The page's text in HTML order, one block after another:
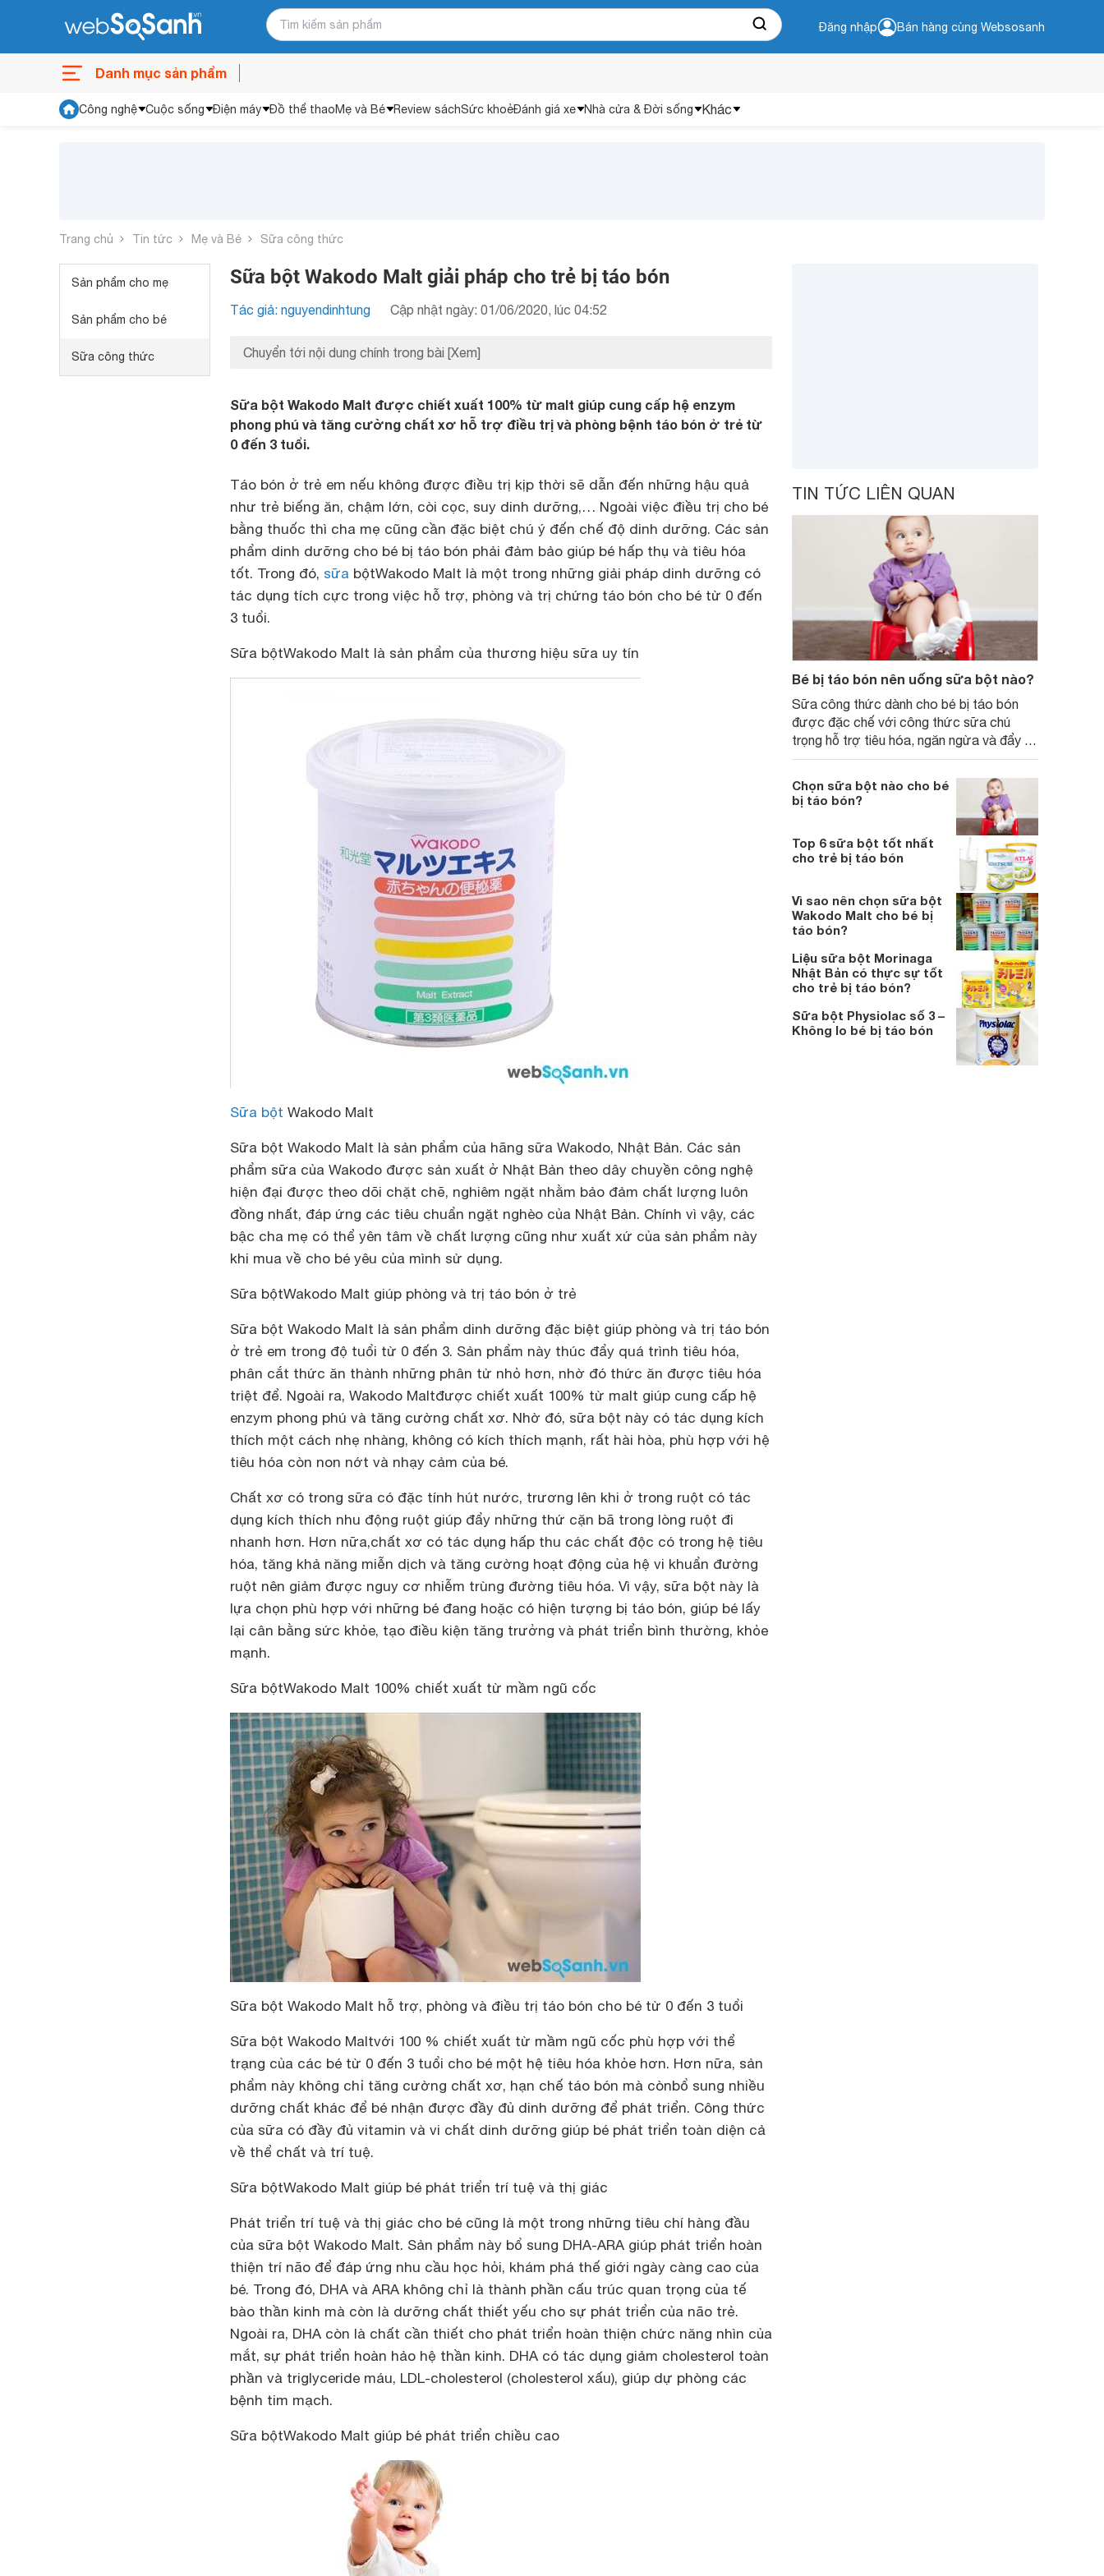
Đăng nhập Bán hàng cùng Websosanh
Danh mục sản phẩm
Công nghệ Cuộc sống Điện máy Đồ thể thaoMẹ và Bé Review sáchSức khoẻĐánh giá xe Nhà cửa & Đời sống Khác
Trang chủ Tin tức Mẹ và Bé Sữa công thức
Sản phẩm cho mẹ
Sản phẩm cho bé
Sữa công thức
Sữa bột Wakodo Malt giải pháp cho trẻ bị táo bón
Tác giả: nguyendinhtung Cập nhật ngày: 01/06/2020, lúc 04:52
Chuyển tới nội dung chính trong bài [Xem]
Sữa bột Wakodo Malt được chiết xuất 100% từ malt giúp cung cấp hệ enzym
phong phú và tăng cường chất xơ hỗ trợ điều trị và phòng bệnh táo bón ở trẻ từ
0 đến 3 tuổi.
Táo bón ở trẻ em nếu không được điều trị kịp thời sẽ dẫn đến những hậu quả
như trẻ biếng ăn, chậm lớn, còi cọc, suy dinh dưỡng,… Ngoài việc điều trị cho bé
bằng thuốc thì cha mẹ cũng cần đặc biệt chú ý đến chế độ dinh dưỡng. Các sản
phẩm dinh dưỡng cho bé bị táo bón phải đảm bảo giúp bé hấp thụ và tiêu hóa
tốt. Trong đó, sữa bộtWakodo Malt là một trong những giải pháp dinh dưỡng có
tác dụng tích cực trong việc hỗ trợ, phòng và trị chứng táo bón cho bé từ 0 đến
3 tuổi.
Sữa bộtWakodo Malt là sản phẩm của thương hiệu sữa uy tín
Sữa bột Wakodo Malt
Sữa bột Wakodo Malt là sản phẩm của hãng sữa Wakodo, Nhật Bản. Các sản
phẩm sữa của Wakodo được sản xuất ở Nhật Bản theo dây chuyền công nghệ
hiện đại được theo dõi chặt chẽ, nghiêm ngặt nhằm bảo đảm chất lượng luôn
đồng nhất, đáp ứng các tiêu chuẩn ngặt nghèo của Nhật Bản. Chính vì vậy, các
bậc cha mẹ có thể yên tâm về chất lượng cũng như xuất xứ của sản phẩm này
khi mua về cho bé yêu của mình sử dụng.
Sữa bộtWakodo Malt giúp phòng và trị táo bón ở trẻ
Sữa bột Wakodo Malt là sản phẩm dinh dưỡng đặc biệt giúp phòng và trị táo bón
ở trẻ em trong độ tuổi từ 0 đến 3. Sản phẩm này thúc đẩy quá trình tiêu hóa,
phân cắt thức ăn thành những phân tử nhỏ hơn, nhờ đó thức ăn được tiêu hóa
triệt để. Ngoài ra, Wakodo Maltđược chiết xuất 100% từ malt giúp cung cấp hệ
enzym phong phú và tăng cường chất xơ. Nhờ đó, sữa bột này có tác dụng kích
thích một cách nhẹ nhàng, không có kích thích mạnh, rất hài hòa, phù hợp với hệ
tiêu hóa còn non nớt và nhạy cảm của bé.
Chất xơ có trong sữa có đặc tính hút nước, trương lên khi ở trong ruột có tác
dụng kích thích nhu động ruột giúp đẩy những thứ cặn bã trong lòng ruột đi
nhanh hơn. Hơn nữa,chất xơ có tác dụng hấp thu các chất độc có trong hệ tiêu
hóa, tăng khả năng miễn dịch và tăng cường hoạt động của hệ vi khuẩn đường
ruột nên giảm được nguy cơ nhiễm trùng đường tiêu hóa. Vì vậy, sữa bột này là
lựa chọn phù hợp với những bé đang hoặc có hiện tượng bị táo bón, giúp bé lấy
lại cân bằng sức khỏe, tạo điều kiện tăng trưởng và phát triển bình thường, khỏe
mạnh.
Sữa bộtWakodo Malt 100% chiết xuất từ mầm ngũ cốc
Sữa bột Wakodo Malt hỗ trợ, phòng và điều trị táo bón cho bé từ 0 đến 3 tuổi
Sữa bột Wakodo Maltvới 100 % chiết xuất từ mầm ngũ cốc phù hợp với thể
trạng của các bé từ 0 đến 3 tuổi cho bé một hệ tiêu hóa khỏe hơn. Hơn nữa, sản
phẩm này không chỉ tăng cường chất xơ, hạn chế táo bón mà cònbổ sung nhiều
dưỡng chất khác để bé nhận được đầy đủ dinh dưỡng để phát triển. Công thức
của sữa có đầy đủ vitamin và vi chất dinh dưỡng giúp bé phát triển toàn diện cả
về thể chất và trí tuệ.
Sữa bộtWakodo Malt giúp bé phát triển trí tuệ và thị giác
Phát triển trí tuệ và thị giác cho bé cũng là một trong những tiêu chí hàng đầu
của sữa bột Wakodo Malt. Sản phẩm này bổ sung DHA-ARA giúp phát triển hoàn
thiện trí não để đáp ứng nhu cầu học hỏi, khám phá thế giới ngày càng cao của
bé. Trong đó, DHA và ARA không chỉ là thành phần cấu trúc quan trọng của tế
bào thần kinh mà còn là dưỡng chất thiết yếu cho sự phát triển của não trẻ.
Ngoài ra, DHA còn là chất cần thiết cho phát triển hoàn thiện chức năng nhìn của
mắt, sự phát triển hoàn hảo hệ thần kinh. DHA có tác dụng giảm cholesterol toàn
phần và triglyceride máu, LDL-cholesterol (cholesterol xấu), giúp dự phòng các
bệnh tim mạch.
Sữa bộtWakodo Malt giúp bé phát triển chiều cao
TIN TỨC LIÊN QUAN
Bé bị táo bón nên uống sữa bột nào?
Sữa công thức dành cho bé bị táo bón
được đặc chế với công thức sữa chú
trọng hỗ trợ tiêu hóa, ngăn ngừa và đẩy lùi
tình trạng này. Dưới đây là các loại sữa
bột phù hợp với trẻ bị táo bón:
Chọn sữa bột nào cho bé
bị táo bón?
Top 6 sữa bột tốt nhất
cho trẻ bị táo bón
Vì sao nên chọn sữa bột
Wakodo Malt cho bé bị
táo bón?
Liệu sữa bột Morinaga
Nhật Bản có thực sự tốt
cho trẻ bị táo bón?
Sữa bột Physiolac số 3 –
Không lo bé bị táo bón